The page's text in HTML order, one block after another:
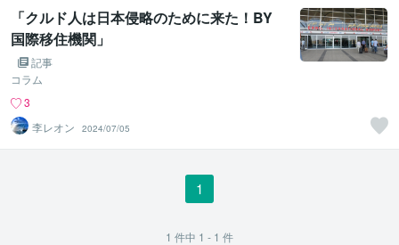
「クルド人は日本侵略のために来た！BY
国際移住機関」
記事
コラム
3
李レオン
2024/07/05
1
1 件中 1 - 1 件